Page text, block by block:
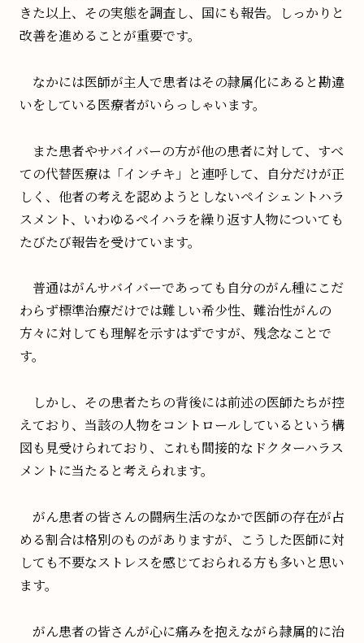
きた以上、その実態を調査し、国にも報告。しっかりと
改善を進めることが重要です。
なかには医師が主人で患者はその隷属化にあると勘違
いをしている医療者がいらっしゃいます。
また患者やサバイバーの方が他の患者に対して、すべ
ての代替医療は「インチキ」と連呼して、自分だけが正
しく、他者の考えを認めようとしないペイシェントハラ
スメント、いわゆるペイハラを繰り返す人物についても
たびたび報告を受けています。
普通はがんサバイバーであっても自分のがん種にこだ
わらず標準治療だけでは難しい希少性、難治性がんの
方々に対しても理解を示すはずですが、残念なことで
す。
しかし、その患者たちの背後には前述の医師たちが控
えており、当該の人物をコントロールしているという構
図も見受けられており、これも間接的なドクターハラス
メントに当たると考えられます。
がん患者の皆さんの闘病生活のなかで医師の存在が占
める割合は格別のものがありますが、こうした医師に対
しても不要なストレスを感じておられる方も多いと思い
ます。
がん患者の皆さんが心に痛みを抱えながら隷属的に治